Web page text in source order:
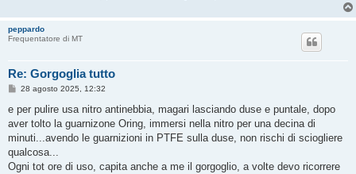
o
peppardo
Frequentatore di MT
Re: Gorgoglia tutto
M
s
s
a
g
i
o
28 agosto 2025, 12:32
e per pulire usa nitro antinebbia, magari lasciando duse e puntale, dopo
aver tolto la guarnizone Oring, immersi nella nitro per una decina di
minuti...avendo le guarnizioni in PTFE sulla duse, non rischi di sciogliere
qualcosa...
Ogni tot ore di uso, capita anche a me il gorgoglio, a volte devo ricorrere